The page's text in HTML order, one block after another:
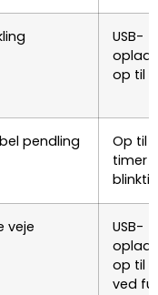
USB-
op til
pendling
Op til
timer i
veje
USB-
op til
ved